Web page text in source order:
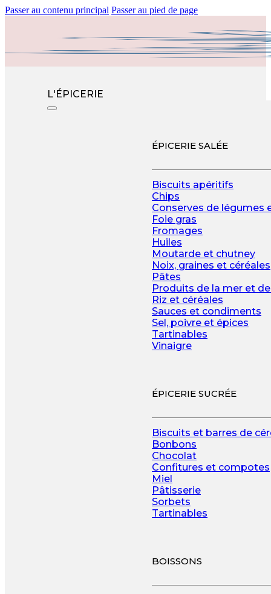
Passer au contenu principal Passer au pied de page
L'ÉPICERIE
ÉPICERIE SALÉE
Biscuits apéritifs
Chips
Conserves de légumes
Foie gras
Fromages
Huiles
Moutarde et chutney
Noix, graines et céréales
Pâtes
Produits de la mer et
Riz et céréales
Sauces et condiments
Sel, poivre et épices
Tartinables
Vinaigre
ÉPICERIE SUCRÉE
Biscuits et barres de
Bonbons
Chocolat
Confitures et compotes
Miel
Pâtisserie
Sorbets
Tartinables
BOISSONS